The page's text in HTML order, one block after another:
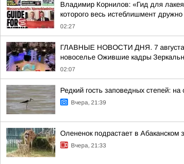
Владимир Корнилов: «Гид для
которого весь истеблишмент
02:27
ГЛАВНЫЕ НОВОСТИ ДНЯ. 7 августа
новоселье Ожившие кадры
02:07
Редкий гость заповедных степей:
Вчера, 21:39
Олененок подрастает в Абаканском
Вчера, 21:33